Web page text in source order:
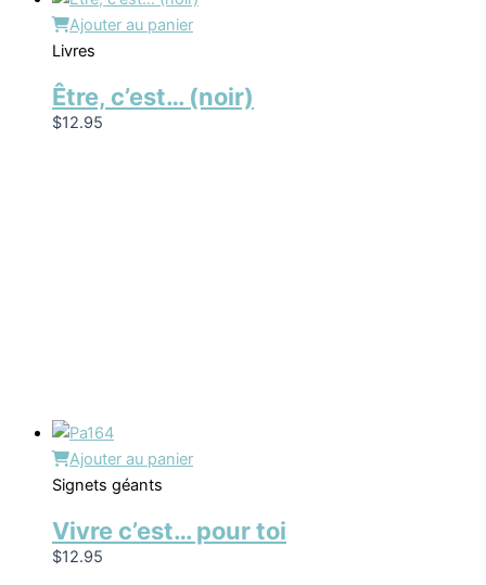
Ajouter au panier
Livres
Être, c’est… (noir)
$12.95
Ajouter au panier
Signets géants
Vivre c’est… pour toi
$12.95